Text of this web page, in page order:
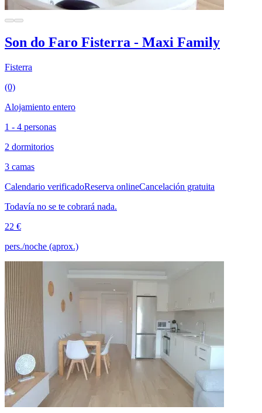
Son do Faro Fisterra - Maxi Family
Fisterra
(0)
Alojamiento entero
1 - 4 personas
2 dormitorios
3 camas
Calendario verificadoReserva onlineCancelación gratuita
Todavía no se te cobrará nada.
22 €
pers./noche (aprox.)